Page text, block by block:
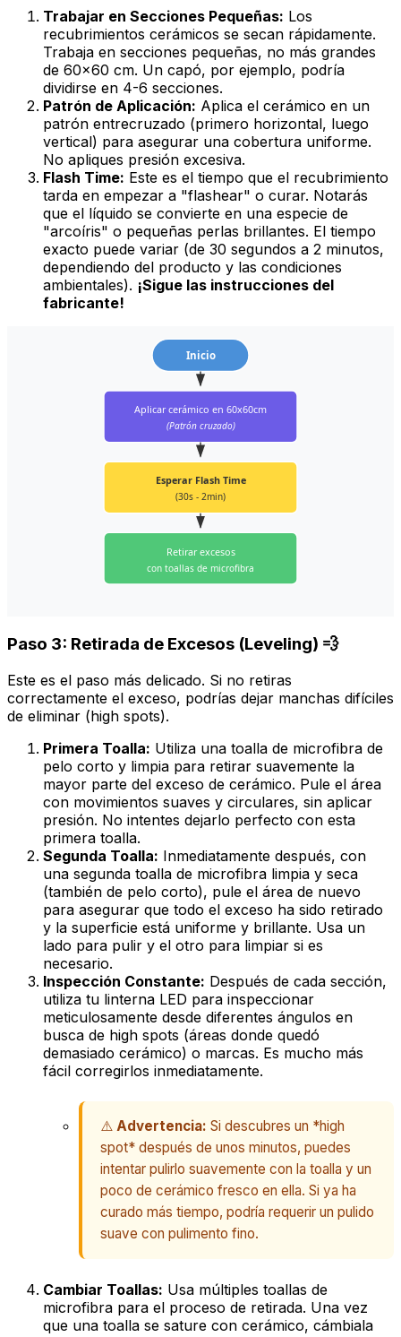
Trabajar en Secciones Pequeñas: Los
recubrimientos cerámicos se secan rápidamente.
Trabaja en secciones pequeñas, no más grandes
de 60x60 cm. Un capó, por ejemplo, podría
dividirse en 4-6 secciones.
Patrón de Aplicación: Aplica el cerámico en un
patrón entrecruzado (primero horizontal, luego
vertical) para asegurar una cobertura uniforme.
No apliques presión excesiva.
Flash Time: Este es el tiempo que el recubrimiento
tarda en empezar a "flashear" o curar. Notarás
que el líquido se convierte en una especie de
"arcoíris" o pequeñas perlas brillantes. El tiempo
exacto puede variar (de 30 segundos a 2 minutos,
dependiendo del producto y las condiciones
ambientales). ¡Sigue las instrucciones del
fabricante!
Inicio
Aplicar cerámico en 60x60cm
(Patrón cruzado)
Esperar Flash Time
(30s - 2min)
Retirar excesos
con toallas de microfibra
Paso 3: Retirada de Excesos (Leveling) 💨
Este es el paso más delicado. Si no retiras
correctamente el exceso, podrías dejar manchas difíciles
de eliminar (high spots).
Primera Toalla: Utiliza una toalla de microfibra de
pelo corto y limpia para retirar suavemente la
mayor parte del exceso de cerámico. Pule el área
con movimientos suaves y circulares, sin aplicar
presión. No intentes dejarlo perfecto con esta
primera toalla.
Segunda Toalla: Inmediatamente después, con
una segunda toalla de microfibra limpia y seca
(también de pelo corto), pule el área de nuevo
para asegurar que todo el exceso ha sido retirado
y la superficie está uniforme y brillante. Usa un
lado para pulir y el otro para limpiar si es
necesario.
Inspección Constante: Después de cada sección,
utiliza tu linterna LED para inspeccionar
meticulosamente desde diferentes ángulos en
busca de high spots (áreas donde quedó
demasiado cerámico) o marcas. Es mucho más
fácil corregirlos inmediatamente.
⚠️ Advertencia: Si descubres un *high
spot* después de unos minutos, puedes
intentar pulirlo suavemente con la toalla y un
poco de cerámico fresco en ella. Si ya ha
curado más tiempo, podría requerir un pulido
suave con pulimento fino.
Cambiar Toallas: Usa múltiples toallas de
microfibra para el proceso de retirada. Una vez
que una toalla se sature con cerámico, cámbiala